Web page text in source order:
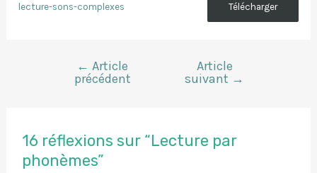
lecture-sons-complexes Télécharger
Navigation
← Article
précédent
Article
suivant →
16 réflexions sur “Lecture par
phonèmes”